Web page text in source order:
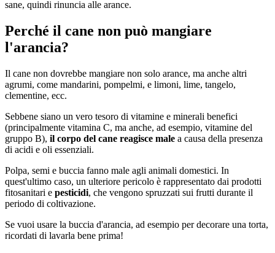
sane, quindi rinuncia alle arance.
Perché il cane non può mangiare
l'arancia?
Il cane non dovrebbe mangiare non solo arance, ma anche altri
agrumi, come mandarini, pompelmi, e limoni, lime, tangelo,
clementine, ecc.
Sebbene siano un vero tesoro di vitamine e minerali benefici
(principalmente vitamina C, ma anche, ad esempio, vitamine del
gruppo B), il corpo del cane reagisce male a causa della presenza
di acidi e oli essenziali.
Polpa, semi e buccia fanno male agli animali domestici. In
quest'ultimo caso, un ulteriore pericolo è rappresentato dai prodotti
fitosanitari e pesticidi, che vengono spruzzati sui frutti durante il
periodo di coltivazione.
Se vuoi usare la buccia d'arancia, ad esempio per decorare una torta,
ricordati di lavarla bene prima!